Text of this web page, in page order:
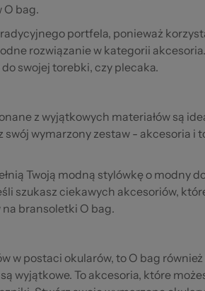
O bag.
portfela, ponieważ
rozwiązanie w kategorii
swojej torebki, czy plecaka.
z wyjątkowych materiałów są
swój wymarzony zestaw - akcesoria i
Twoją modną stylówkę o modny
szukasz ciekawych akcesoriów,
bransoletki O bag.
w postaci okularów, to O bag
wyjątkowe. To akcesoria, które